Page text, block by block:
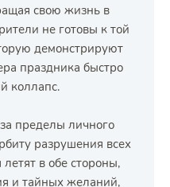
свою жизнь в
не готовы к той
демонстрируют
праздника быстро
коллапс.
пределы личного
разрушения всех
в обе стороны,
и тайных желаний,